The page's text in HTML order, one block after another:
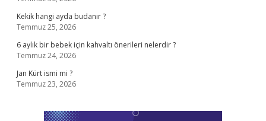
Kekik hangi ayda budanır ?
Temmuz 25, 2026
6 aylık bir bebek için kahvaltı önerileri nelerdir ?
Temmuz 24, 2026
Jan Kürt ismi mi ?
Temmuz 23, 2026